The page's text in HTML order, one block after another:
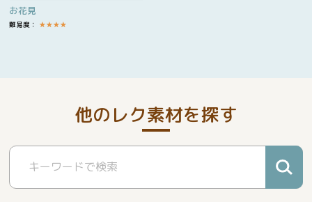
お花見
難易度： ★★★★
他のレク素材を探す